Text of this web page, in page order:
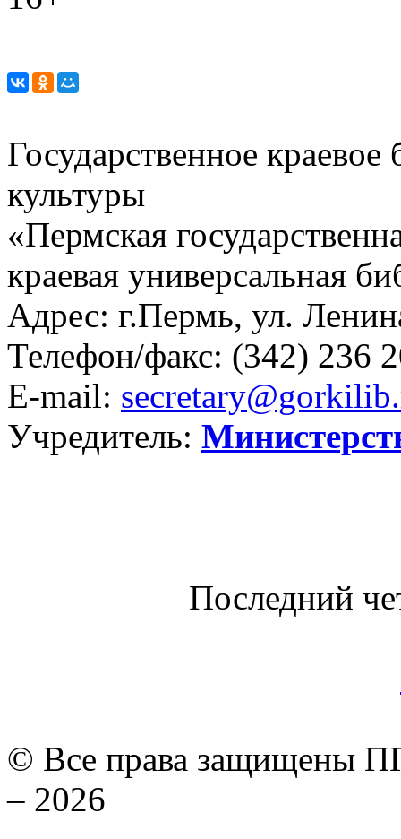
Государственное
культуры
«Пермская
краевая универсальная
Адрес: г.Пермь, ул.
Телефон/факс: (342) 236
E-mail:
Учредитель:
Последний
© Все права защищены
– 2026